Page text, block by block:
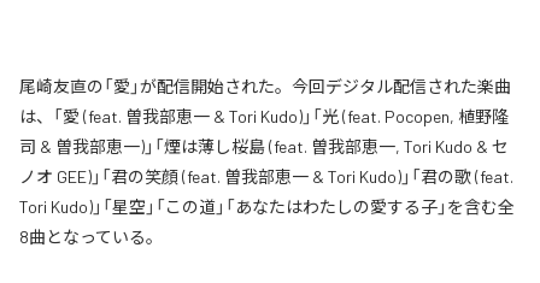
尾崎友直の「愛」が配信開始された。今回デジタル配信された楽曲
は、「愛 (feat. 曽我部恵一 & Tori Kudo)」「光 (feat. Pocopen, 植野隆
司 & 曽我部恵一)」「煙は薄し桜島 (feat. 曽我部恵一, Tori Kudo & セ
ノオ GEE)」「君の笑顔 (feat. 曽我部恵一 & Tori Kudo)」「君の歌 (feat.
Tori Kudo)」「星空」「この道」「あなたはわたしの愛する子」を含む全
8曲となっている。